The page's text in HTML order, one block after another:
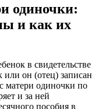
одиночки:
и как их
в свидетельстве
или он (отец) записан
матери одиночки по
и за ней
пособия в